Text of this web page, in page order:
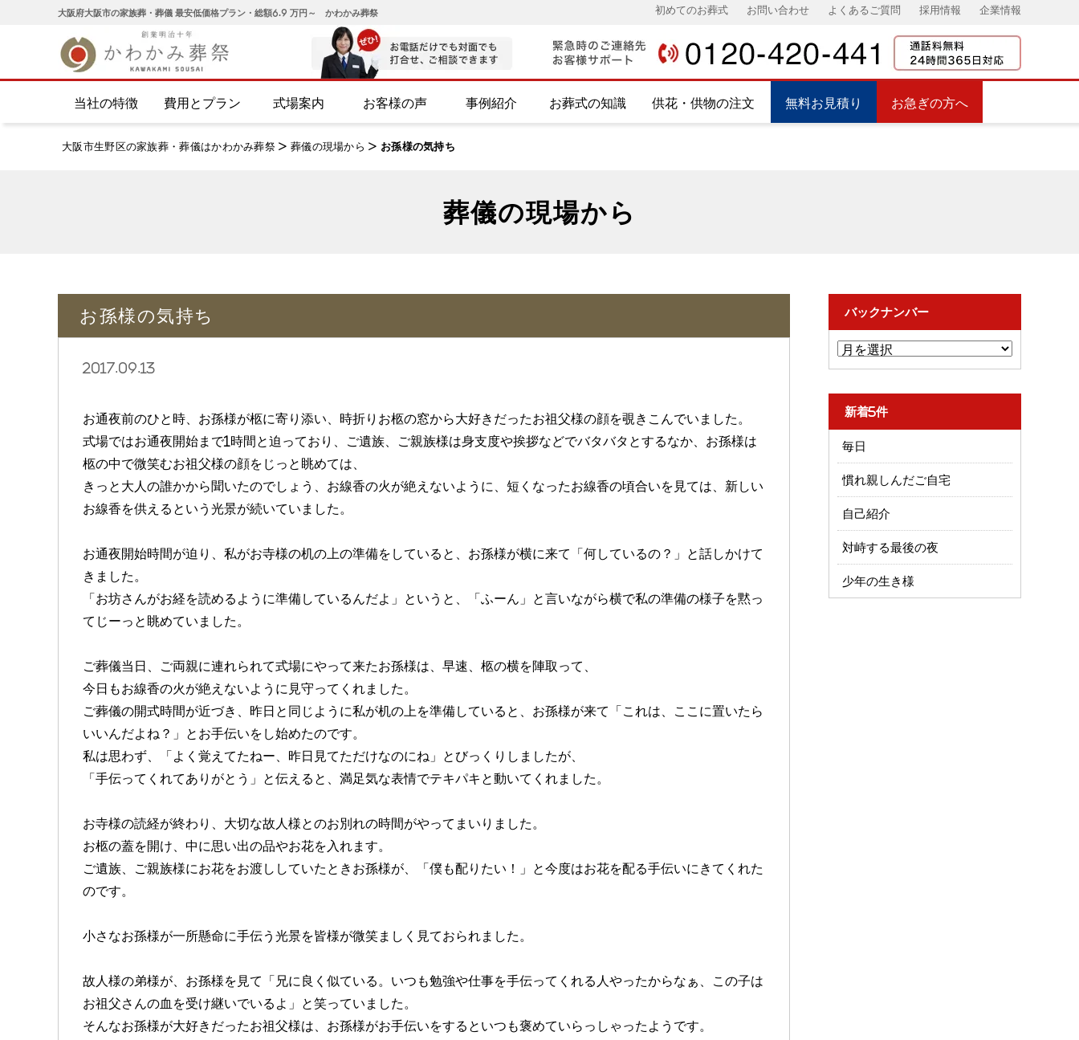
大阪府大阪市の家族葬・葬儀 最安低価格プラン・総額6.9 万円～ かわかみ葬祭 初めてのお葬式 お問い合わせ よくあるご質問 採用情報 企業情報
当社の特徴 費用とプラン 式場案内 お客様の声 事例紹介 お葬式の知識 供花・供物の注文 無料お見積り お急ぎの方へ
大阪市生野区の家族葬・葬儀はかわかみ葬祭 > 葬儀の現場から > お孫様の気持ち
葬儀の現場から
お孫様の気持ち
2017.09.13
お通夜前のひと時、お孫様が柩に寄り添い、時折りお柩の窓から大好きだったお祖父様の顔を覗きこんでいました。
式場ではお通夜開始まで1時間と迫っており、ご遺族、ご親族様は身支度や挨拶などでバタバタとするなか、お孫様は
柩の中で微笑むお祖父様の顔をじっと眺めては、
きっと大人の誰かから聞いたのでしょう、お線香の火が絶えないように、短くなったお線香の頃合いを見ては、新しい
お線香を供えるという光景が続いていました。
お通夜開始時間が迫り、私がお寺様の机の上の準備をしていると、お孫様が横に来て「何しているの？」と話しかけて
きました。
「お坊さんがお経を読めるように準備しているんだよ」というと、「ふーん」と言いながら横で私の準備の様子を黙っ
てじーっと眺めていました。
ご葬儀当日、ご両親に連れられて式場にやって来たお孫様は、早速、柩の横を陣取って、
今日もお線香の火が絶えないように見守ってくれました。
ご葬儀の開式時間が近づき、昨日と同じように私が机の上を準備していると、お孫様が来て「これは、ここに置いたら
いいんだよね？」とお手伝いをし始めたのです。
私は思わず、「よく覚えてたねー、昨日見てただけなのにね」とびっくりしましたが、
「手伝ってくれてありがとう」と伝えると、満足気な表情でテキパキと動いてくれました。
お寺様の読経が終わり、大切な故人様とのお別れの時間がやってまいりました。
お柩の蓋を開け、中に思い出の品やお花を入れます。
ご遺族、ご親族様にお花をお渡ししていたときお孫様が、「僕も配りたい！」と今度はお花を配る手伝いにきてくれた
のです。
小さなお孫様が一所懸命に手伝う光景を皆様が微笑ましく見ておられました。
故人様の弟様が、お孫様を見て「兄に良く似ている。いつも勉強や仕事を手伝ってくれる人やったからなぁ、この子は
お祖父さんの血を受け継いでいるよ」と笑っていました。
そんなお孫様が大好きだったお祖父様は、お孫様がお手伝いをするといつも褒めていらっしゃったようです。
バックナンバー
新着5件
毎日
慣れ親しんだご自宅
自己紹介
対峙する最後の夜
少年の生き様